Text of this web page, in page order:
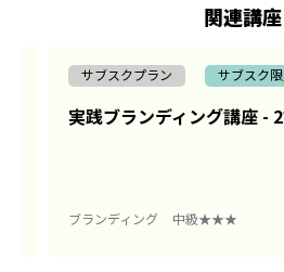
関連講座
サブスクプラン サブスク
実践ブランディング講座 -
ブランディング 中級★★★